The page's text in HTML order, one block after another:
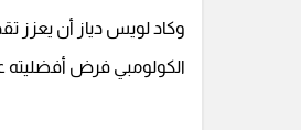
الكولومبي فرض أفضليته